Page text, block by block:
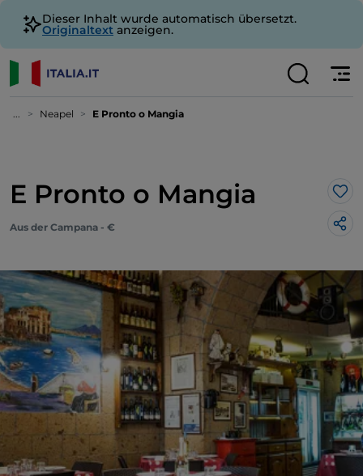
Dieser Inhalt wurde automatisch übersetzt.
Originaltext anzeigen.
... Neapel E Pronto o Mangia
E Pronto o Mangia
Aus der Campana - €